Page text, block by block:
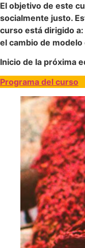
El objetivo de este
socialmente justo.
curso está dirigido
el cambio de
Inicio de la próxima
Programa del curso